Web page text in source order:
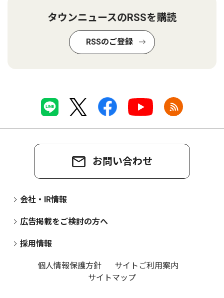
タウンニュースのRSSを購読
RSSのご登録
お問い合わせ
会社・IR情報
広告掲載をご検討の方へ
採用情報
個人情報保護方針
サイトご利用案内
サイトマップ